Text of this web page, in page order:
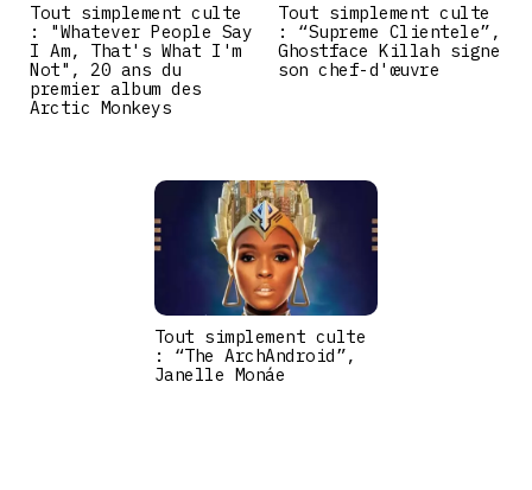
Tout simplement culte
: "Whatever People Say
I Am, That's What I'm
Not", 20 ans du
premier album des
Arctic Monkeys
Tout simplement culte
: “Supreme Clientele”,
Ghostface Killah signe
son chef-d'œuvre
Tout simplement culte
: “The ArchAndroid”,
Janelle Monáe